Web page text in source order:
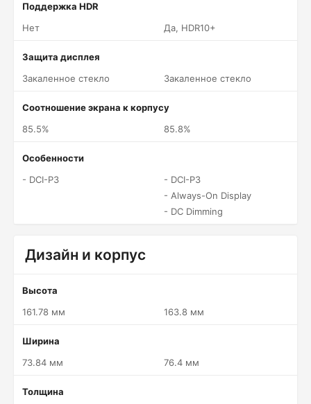
Поддержка HDR
Нет
Да, HDR10+
Защита дисплея
Закаленное стекло
Закаленное стекло
Соотношение экрана к корпусу
85.5%
85.8%
Особенности
- DCI-P3
- DCI-P3
- Always-On Display
- DC Dimming
Дизайн и корпус
Высота
161.78 мм
163.8 мм
Ширина
73.84 мм
76.4 мм
Толщина